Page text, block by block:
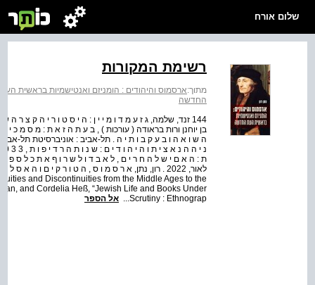
שלום אורח
רשימת המקורות
מתוך:ארסמוס והיהודים : הומניזם ואנטישמיות בראשית
החדשה
בן יוחנן ורות בראודה ( עורכות ) , ב ע ת ה ז א ת : מ ס מ כ י
ת : ה א ם י ש ל ה ח ר י ם , ל א ב ד ו ל ש ר ו ף א ת כ ל ס פ ר
and Discontinuities from the Middle Ages to the
and Cordelia Heß, “Jewish Life and Books Under
Scrutiny : Ethnograp...
אל הספר